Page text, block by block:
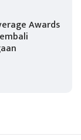
Awards